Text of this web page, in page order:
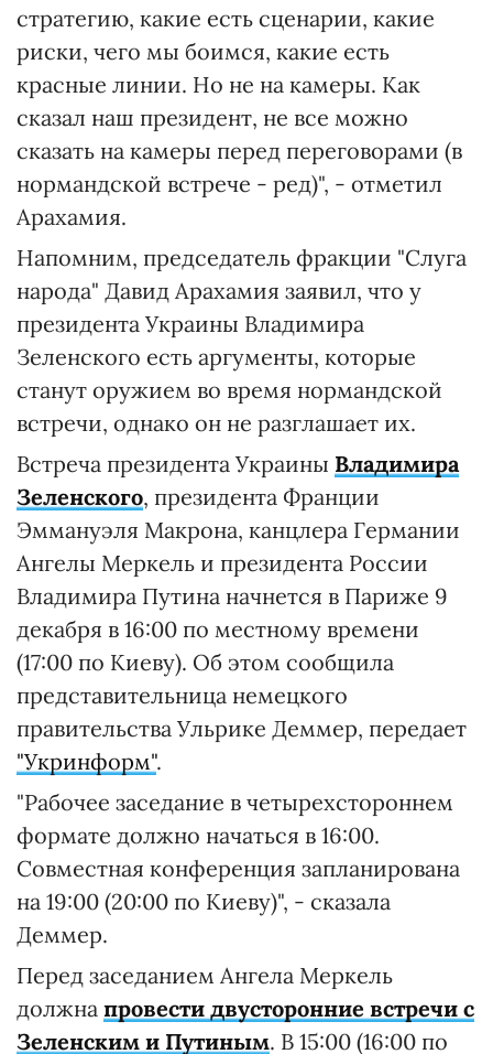
стратегию, какие есть сценарии, какие
риски, чего мы боимся, какие есть
красные линии. Но не на камеры. Как
сказал наш президент, не все можно
сказать на камеры перед переговорами (в
нормандской встрече - ред)", - отметил
Арахамия.
Напомним, председатель фракции "Слуга
народа" Давид Арахамия заявил, что у
президента Украины Владимира
Зеленского есть аргументы, которые
станут оружием во время нормандской
встречи, однако он не разглашает их.
Встреча президента Украины Владимира
Зеленского, президента Франции
Эммануэля Макрона, канцлера Германии
Ангелы Меркель и президента России
Владимира Путина начнется в Париже 9
декабря в 16:00 по местному времени
(17:00 по Киеву). Об этом сообщила
представительница немецкого
правительства Ульрике Деммер, передает
"Укринформ".
"Рабочее заседание в четырехстороннем
формате должно начаться в 16:00.
Совместная конференция запланирована
на 19:00 (20:00 по Киеву)", - сказала
Деммер.
Перед заседанием Ангела Меркель
должна провести двусторонние встречи с
Зеленским и Путиным. В 15:00 (16:00 по